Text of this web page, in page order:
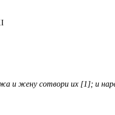
и жену сотвори их [1]; и